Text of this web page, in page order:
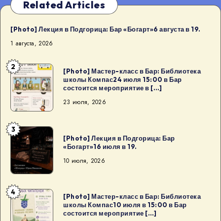
Related Articles
[Photo] Лекция в Подгорица: Бар «Богарт»6 августа в 19.
1 августа, 2026
[Photo]
Мастер-
класс
в
Библиотека
школы
Компас24
июля
в
Бар
состоится
2
[Photo] Мастер-класс в Бар: Библиотека
школы Компас24 июля 15:00 в Бар
состоится мероприятие в […]
23 июля, 2026
[Photo]
Лекция
в
Подгорица:
«Богарт»16
июля
в
3
[Photo] Лекция в Подгорица: Бар
«Богарт»16 июля в 19.
10 июля, 2026
[Photo]
Мастер-
4
[Photo] Мастер-класс в Бар: Библиотека
школы Компас10 июля в 15:00 в Бар
состоится мероприятие […]